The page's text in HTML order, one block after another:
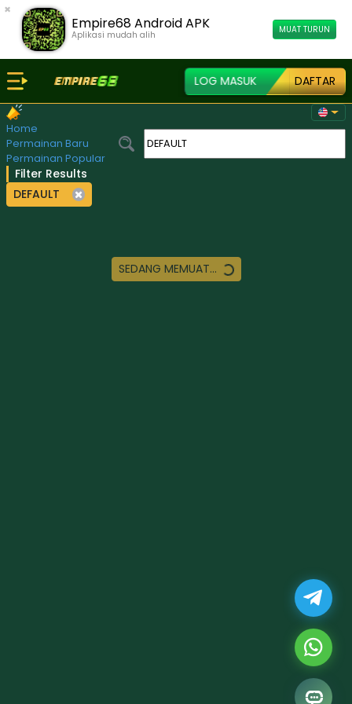
×
Empire68 Android APK
Aplikasi mudah alih MUAT TURUN
LOG MASUK DAFTAR
Home
Permainan Baru
Permainan Popular
Filter Results
DEFAULT
SEDANG MEMUAT...